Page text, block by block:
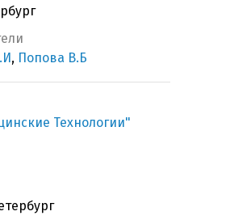
, Попова В.Б
Технологии"